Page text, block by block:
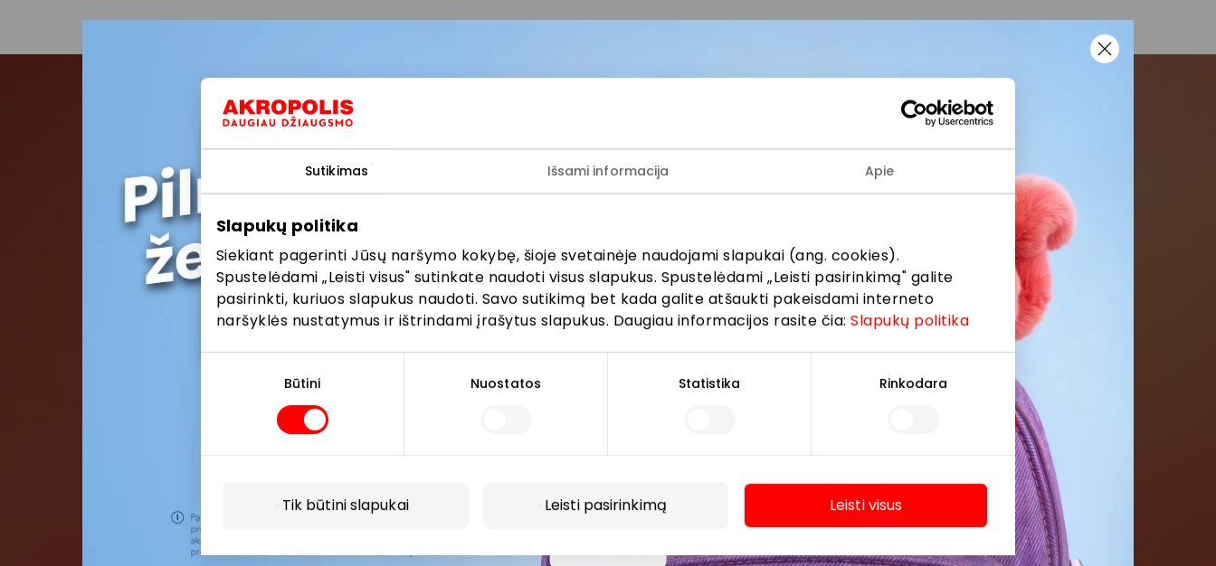
Sutikimas Išsami informacija Apie
Slapukų politika
Siekiant pagerinti Jūsų naršymo kokybę, šioje svetainėje naudojami slapukai (ang. cookies).
Spustelėdami „Leisti visus" sutinkate naudoti visus slapukus. Spustelėdami „Leisti pasirinkimą" galite
pasirinkti, kuriuos slapukus naudoti. Savo sutikimą bet kada galite atšaukti pakeisdami interneto
naršyklės nustatymus ir ištrindami įrašytus slapukus. Daugiau informacijos rasite čia:Slapukų politika
Būtini Nuostatos Statistika Rinkodara
Tik būtini slapukai Leisti pasirinkimą Leisti visus
Prisijunkite prie mūsų bendruomenės
Pirmieji sužinokite apie geriausius pasiūlymus, renginius ir naujausią informaciją iš
naujienlaiškyje arba kreipiantis